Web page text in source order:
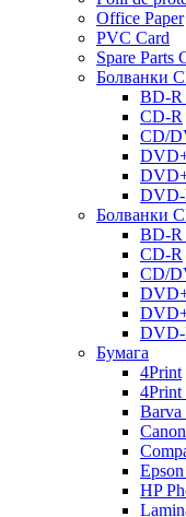
Office Paper
PVC Card
Spare Parts
Болванки
BD-R
CD-R
CD/
DVD-
Болванки
BD-R
CD-R
CD/
DVD-
Бумага
4Print
4Print
Barva
HP